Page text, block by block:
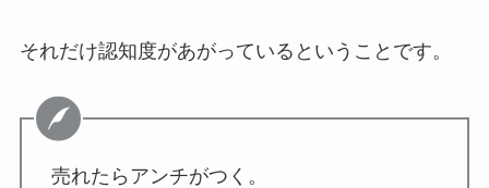
それだけ認知度があがっているということです。
売れたらアンチがつく。